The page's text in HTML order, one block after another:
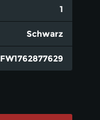
1
Schwarz
FW1762877629